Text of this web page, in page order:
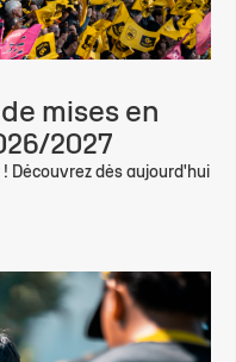
mises en
2027
Découvrez dès aujourd'hui